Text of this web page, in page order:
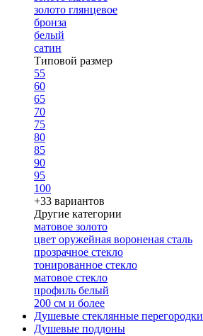
золото глянцевое
бронза
белый
сатин
Типовой размер
55
60
65
70
75
80
85
90
95
100
+33 вариантов
Другие категории
матовое золото
цвет оружейная вороненая сталь
прозрачное стекло
тонированное стекло
матовое стекло
профиль белый
200 см и более
Душевые стеклянные перегородки
Душевые поддоны